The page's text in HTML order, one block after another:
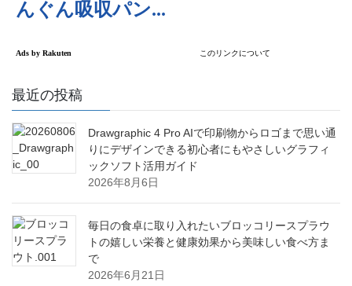
最近の投稿
Drawgraphic 4 Pro AIで印刷物からロゴまで思い通
りにデザインできる初心者にもやさしいグラフィ
ックソフト活用ガイド
2026年8月6日
毎日の食卓に取り入れたいブロッコリースプラウ
トの嬉しい栄養と健康効果から美味しい食べ方ま
で
2026年6月21日